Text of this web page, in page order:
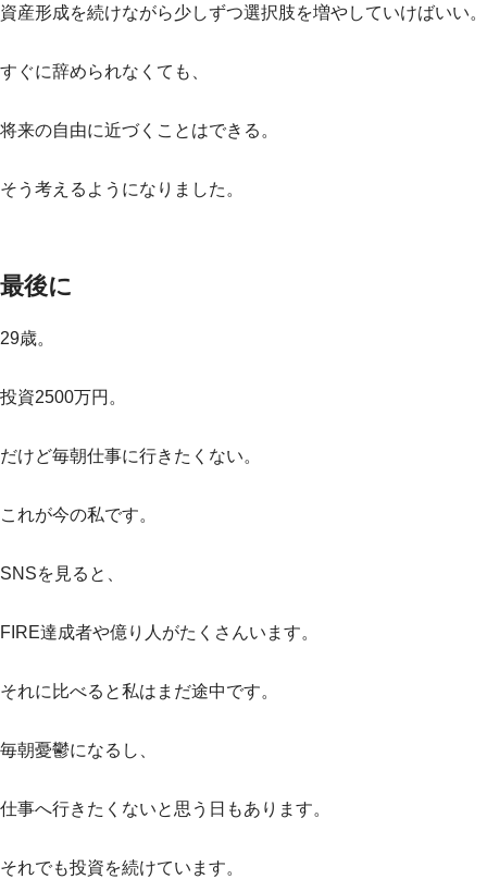
資産形成を続けながら少しずつ選択肢を増やしていけばいい。
すぐに辞められなくても、
将来の自由に近づくことはできる。
そう考えるようになりました。
最後に
29歳。
投資2500万円。
だけど毎朝仕事に行きたくない。
これが今の私です。
SNSを見ると、
FIRE達成者や億り人がたくさんいます。
それに比べると私はまだ途中です。
毎朝憂鬱になるし、
仕事へ行きたくないと思う日もあります。
それでも投資を続けています。